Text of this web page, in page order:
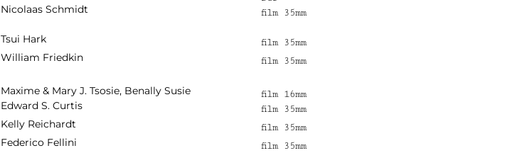
Nicolaas Schmidt
film 35mm
Tsui Hark film 35mm
William Friedkin film 35mm
Maxime & Mary J. Tsosie, Benally Susie
Edward S. Curtis
film 16mm
film 35mm
Kelly Reichardt film 35mm
Federico Fellini film 35mm